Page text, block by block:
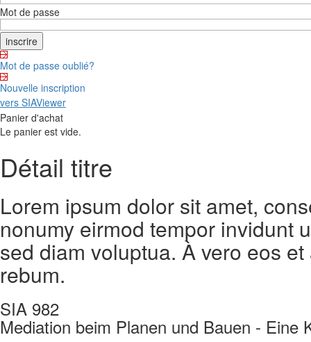
Mot de passe
Mot de passe oublié?
Nouvelle inscription
vers SIAViewer
Panier d'achat
Le panier est vide.
Détail titre
Lorem ipsum dolor sit amet,
nonumy eirmod tempor invidunt
sed diam voluptua. À vero eos
rebum.
SIA 982
Mediation beim Planen und Bauen - Eine